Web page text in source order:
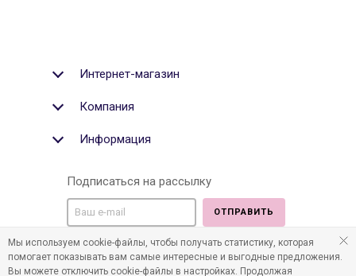
Интернет-магазин
Компания
Информация
Подписаться на рассылку
ОТПРАВИТЬ
Мы в социальных медиа:
Мы используем cookie-файлы, чтобы получать статистику, которая
помогает показывать вам самые интересные и выгодные предложения.
Вы можете отключить cookie-файлы в настройках. Продолжая